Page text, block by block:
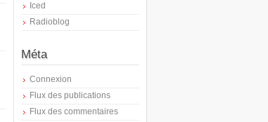
Iced
Radioblog
Méta
Connexion
Flux des publications
Flux des commentaires